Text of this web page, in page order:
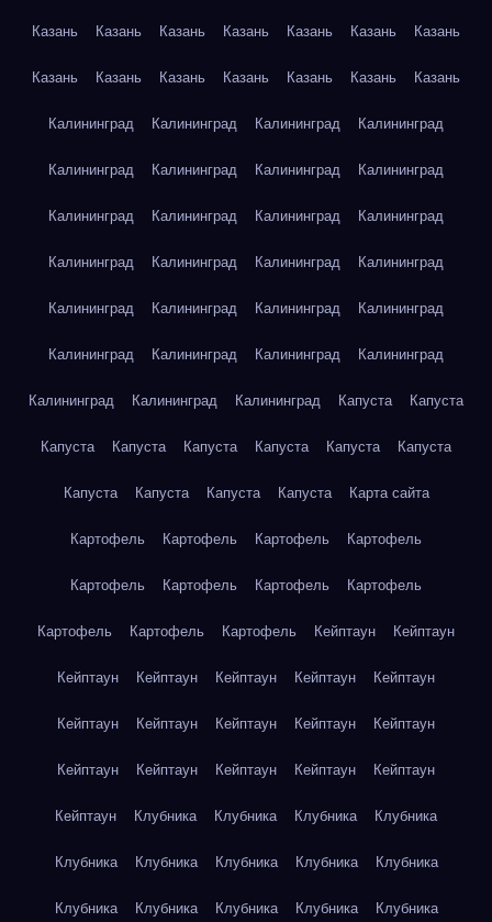
Казань Казань Казань Казань Казань Казань Казань
Казань Казань Казань Казань Казань Казань Казань
Калининград Калининград Калининград Калининград
Калининград Калининград Калининград Калининград
Калининград Калининград Калининград Калининград
Калининград Калининград Калининград Калининград
Калининград Калининград Калининград Калининград
Калининград Калининград Калининград Калининград
Калининград Калининград Калининград Капуста Капуста
Капуста Капуста Капуста Капуста Капуста Капуста
Капуста Капуста Капуста Капуста Карта сайта
Картофель Картофель Картофель Картофель
Картофель Картофель Картофель Картофель
Картофель Картофель Картофель Кейптаун Кейптаун
Кейптаун Кейптаун Кейптаун Кейптаун Кейптаун
Кейптаун Кейптаун Кейптаун Кейптаун Кейптаун
Кейптаун Кейптаун Кейптаун Кейптаун Кейптаун
Кейптаун Клубника Клубника Клубника Клубника
Клубника Клубника Клубника Клубника Клубника
Клубника Клубника Клубника Клубника Клубника